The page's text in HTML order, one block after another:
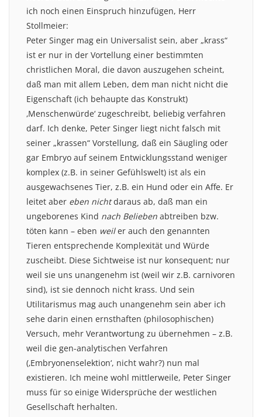
ich noch einen Einspruch hinzufügen, Herr
Stollmeier:
Peter Singer mag ein Universalist sein, aber „krass“
ist er nur in der Vortellung einer bestimmten
christlichen Moral, die davon auszugehen scheint,
daß man mit allem Leben, dem man nicht nicht die
Eigenschaft (ich behaupte das Konstrukt)
‚Menschenwürde‘ zugeschreibt, beliebig verfahren
darf. Ich denke, Peter Singer liegt nicht falsch mit
seiner „krassen“ Vorstellung, daß ein Säugling oder
gar Embryo auf seinem Entwicklungsstand weniger
komplex (z.B. in seiner Gefühlswelt) ist als ein
ausgewachsenes Tier, z.B. ein Hund oder ein Affe. Er
leitet aber eben nichtdaraus ab, daß man ein
ungeborenes Kind nach Belieben abtreiben bzw.
töten kann – eben weiler auch den genannten
Tieren entsprechende Komplexität und Würde
zuscheibt. Diese Sichtweise ist nur konsequent; nur
weil sie uns unangenehm ist (weil wir z.B. carnivoren
sind), ist sie dennoch nicht krass. Und sein
Utilitarismus mag auch unangenehm sein aber ich
sehe darin einen ernsthaften (philosophischen)
Versuch, mehr Verantwortung zu übernehmen – z.B.
weil die gen-analytischen Verfahren
(‚Embryonenselektion‘, nicht wahr?) nun mal
existieren. Ich meine wohl mittlerweile, Peter Singer
muss für so einige Widersprüche der westlichen
Gesellschaft herhalten.